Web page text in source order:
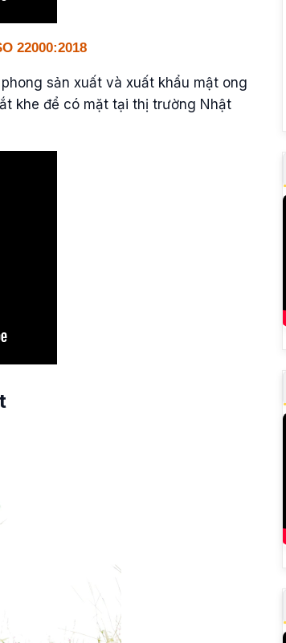
22000:2018
sản xuất và xuất khẩu mật ong
khe để có mặt tại thị trường Nhật